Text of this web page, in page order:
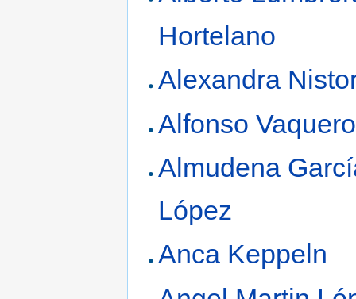
Hortelano
Alexandra
Alfonso
Almudena
López
Anca Keppeln